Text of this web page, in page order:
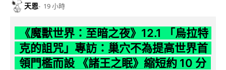
天恩 19 小時
《魔獸世界：至暗之夜》12.1 「烏拉特
克的詛咒」專訪：巢穴不為提高世界首
領門檻而設 《諸王之眠》縮短約 10 分